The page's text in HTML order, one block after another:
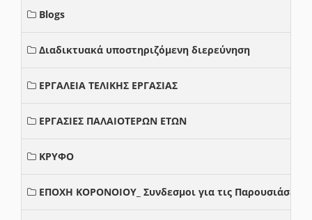
Blogs
Διαδικτυακά υποστηριζόμενη διερεύνηση
ΕΡΓΑΛΕΙΑ ΤΕΛΙΚΗΣ ΕΡΓΑΣΙΑΣ
ΕΡΓΑΣΙΕΣ ΠΑΛΑΙΟΤΕΡΩΝ ΕΤΩΝ
ΚΡΥΦΟ
ΕΠΟΧΗ ΚΟΡΟΝΟΙΟΥ_ Συνδεσμοι για τις Παρουσιάσεις